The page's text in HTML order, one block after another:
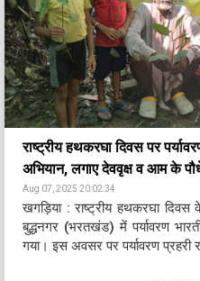
राष्ट्रीय हथकरघा दिवस पर
अभियान, लगाए देववृक्ष व आम के
Aug 07, 2025 20:02:34
खगड़िया : राष्ट्रीय हथकरघा
बुद्धनगर (भरतखंड) में पर्यावरण भारती
गया। इस अवसर पर पर्यावरण प्रहरी